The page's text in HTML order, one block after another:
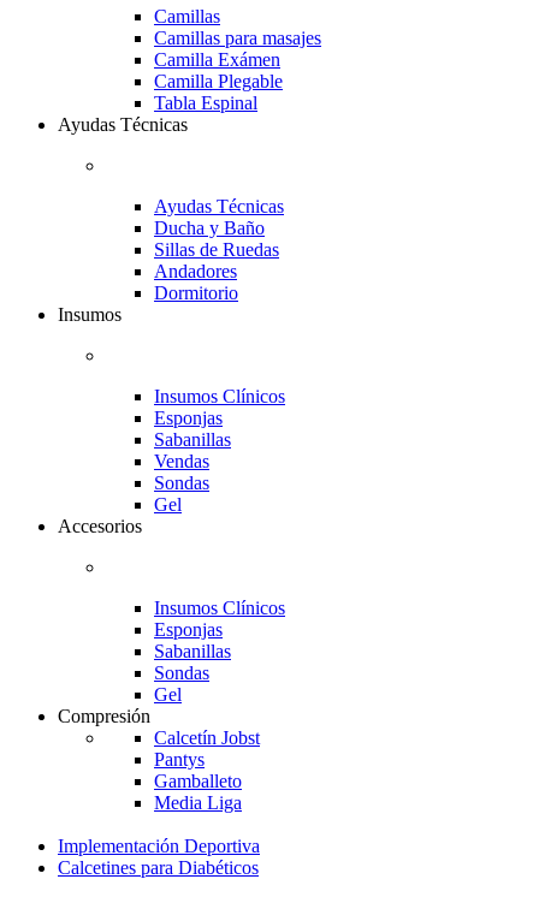
Camillas
Camillas para masajes
Camilla Exámen
Camilla Plegable
Tabla Espinal
Ayudas Técnicas
Ayudas Técnicas
Ducha y Baño
Sillas de Ruedas
Andadores
Dormitorio
Insumos
Insumos Clínicos
Esponjas
Sabanillas
Vendas
Sondas
Gel
Accesorios
Insumos Clínicos
Esponjas
Sabanillas
Sondas
Gel
Compresión
Calcetín Jobst
Pantys
Gamballeto
Media Liga
Implementación Deportiva
Calcetines para Diabéticos